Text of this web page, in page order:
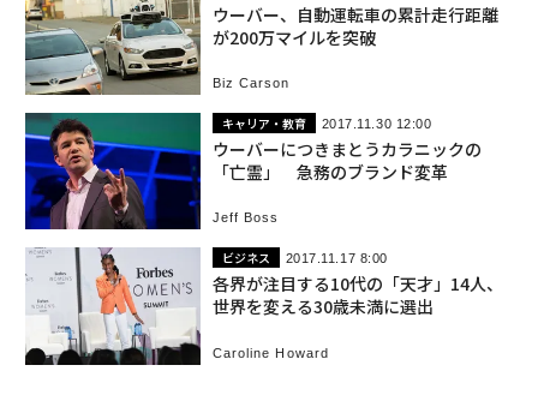
ウーバー、自動運転車の累計走行距離
が200万マイルを突破
Biz Carson
キャリア・教育 2017.11.30 12:00
ウーバーにつきまとうカラニックの
「亡霊」 急務のブランド変革
Jeff Boss
ビジネス 2017.11.17 8:00
各界が注目する10代の「天才」14人、
世界を変える30歳未満に選出
Caroline Howard